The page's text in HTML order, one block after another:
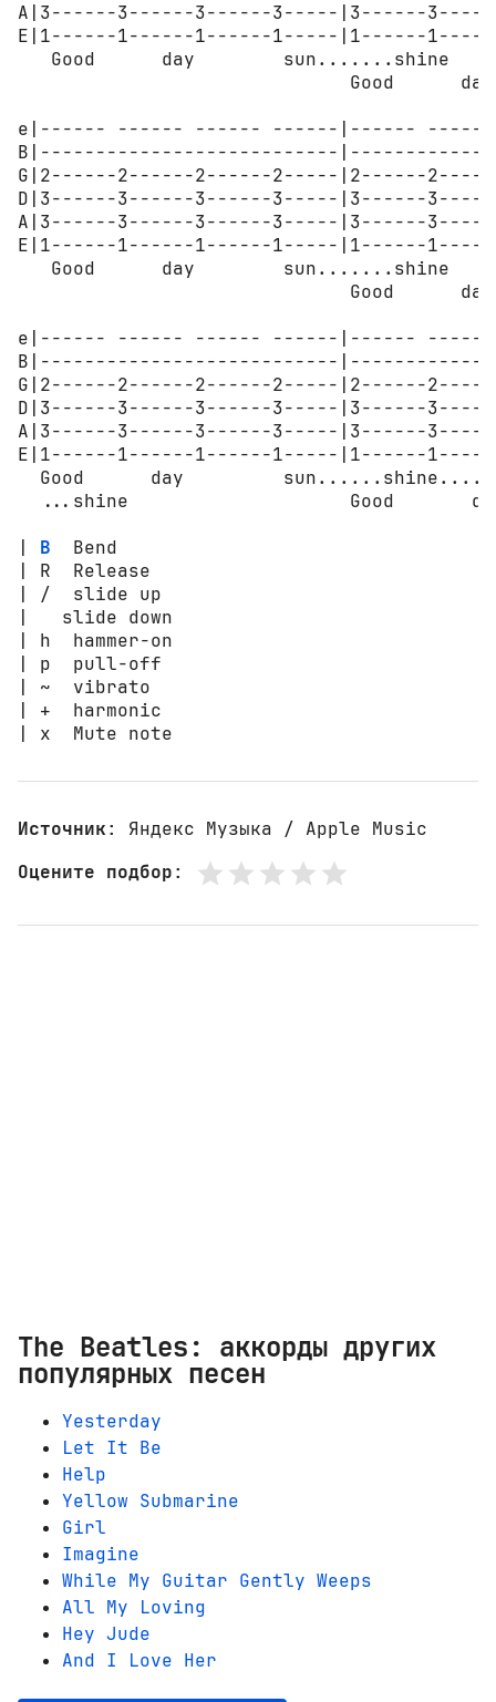
A|3------3------3------3-----|3------
E|1------1------1------1-----|1------
   Good      day        sun.......shine
Good
e|------ ------ ------ ------|------
B|---------------------------
G|2------2------2------2-----|2------
D|3------3------3------3-----|3------
A|3------3------3------3-----|3------
E|1------1------1------1-----|1------
   Good      day        sun.......shine
Good
e|------ ------ ------ ------|------
B|---------------------------
G|2------2------2------2-----|2------
D|3------3------3------3-----|3------
A|3------3------3------3-----|3------
E|1------1------1------1-----|1------
Good      day
...shine                    Good
| B
  Bend
| R  Release
| /  slide up
|   slide down
| h  hammer-on
| p  pull-off
| ~  vibrato
| +  harmonic
| x  Mute note
Источник: Яндекс Музыка / Apple Music
Оцените подбор:
The Beatles: аккорды других
популярных песен
Yesterday
Let It Be
Help
Yellow Submarine
Girl
Imagine
While My Guitar Gently Weeps
All My Loving
Hey Jude
And I Love Her